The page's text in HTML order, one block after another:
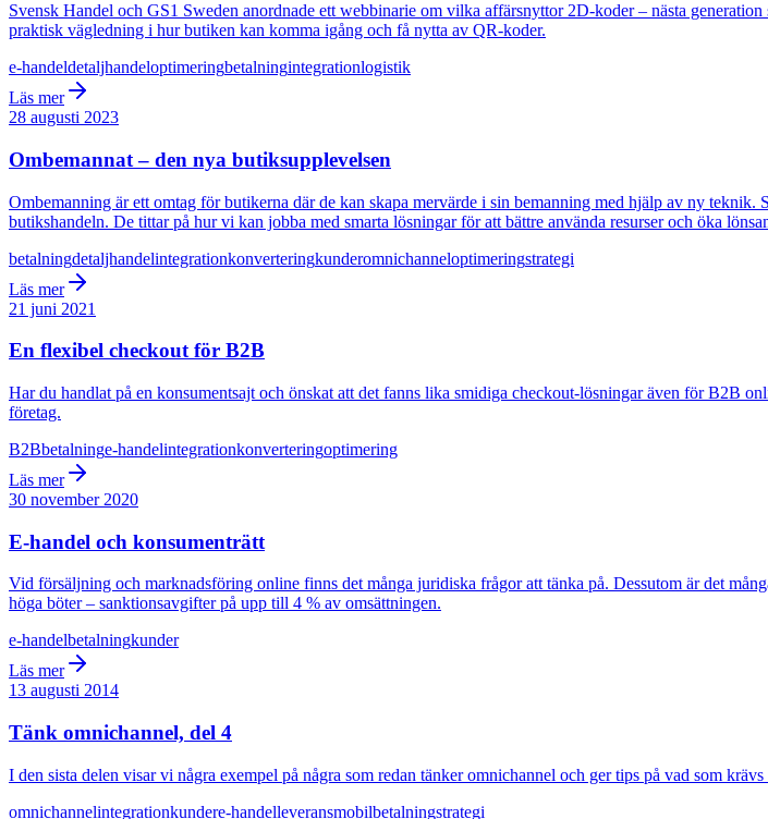
Svensk Handel och GS1 Sweden anordnade ett webbinarie om vilka affärsnyttor 2D-koder – nästa
praktisk vägledning i hur butiken kan komma igång och få nytta av QR-koder.
e-handeldetaljhandeloptimeringbetalningintegrationlogistik
Läs mer
28 augusti 2023
Ombemannat – den nya butiksupplevelsen
Ombemanning är ett omtag för butikerna där de kan skapa mervärde i sin bemanning med hjälp av ny
butikshandeln. De tittar på hur vi kan jobba med smarta lösningar för att bättre använda resurser och öka
betalningdetaljhandelintegrationkonverteringkunderomnichanneloptimeringstrategi
Läs mer
21 juni 2021
En flexibel checkout för B2B
Har du handlat på en konsumentsajt och önskat att det fanns lika smidiga checkout-lösningar även för B2B
företag.
B2Bbetalninge-handelintegrationkonverteringoptimering
Läs mer
30 november 2020
E-handel och konsumenträtt
Vid försäljning och marknadsföring online finns det många juridiska frågor att tänka på. Dessutom är det
höga böter – sanktionsavgifter på upp till 4 % av omsättningen.
e-handelbetalningkunder
Läs mer
13 augusti 2014
Tänk omnichannel, del 4
I den sista delen visar vi några exempel på några som redan tänker omnichannel och ger tips på vad som
omnichannelintegrationkundere-handelleveransmobilbetalningstrategi